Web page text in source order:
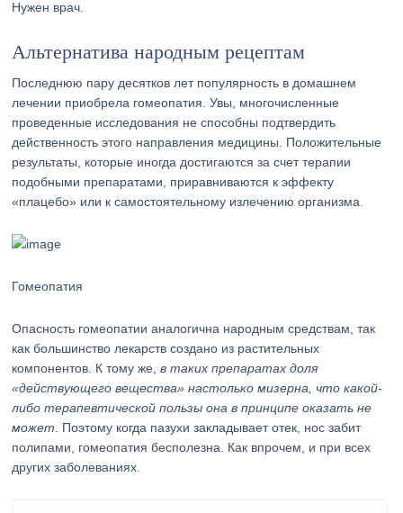
Нужен врач.
Альтернатива народным рецептам
Последнюю пару десятков лет популярность в домашнем
лечении приобрела гомеопатия. Увы, многочисленные
проведенные исследования не способны подтвердить
действенность этого направления медицины. Положительные
результаты, которые иногда достигаются за счет терапии
подобными препаратами, приравниваются к эффекту
«плацебо» или к самостоятельному излечению организма.
Гомеопатия
Опасность гомеопатии аналогична народным средствам, так
как большинство лекарств создано из растительных
компонентов. К тому же,в таких препаратах доля
«действующего вещества» настолько мизерна, что какой-
либо терапевтической пользы она в принципе оказать не
может . Поэтому когда пазухи закладывает отек, нос забит
полипами, гомеопатия бесполезна. Как впрочем, и при всех
других заболеваниях.